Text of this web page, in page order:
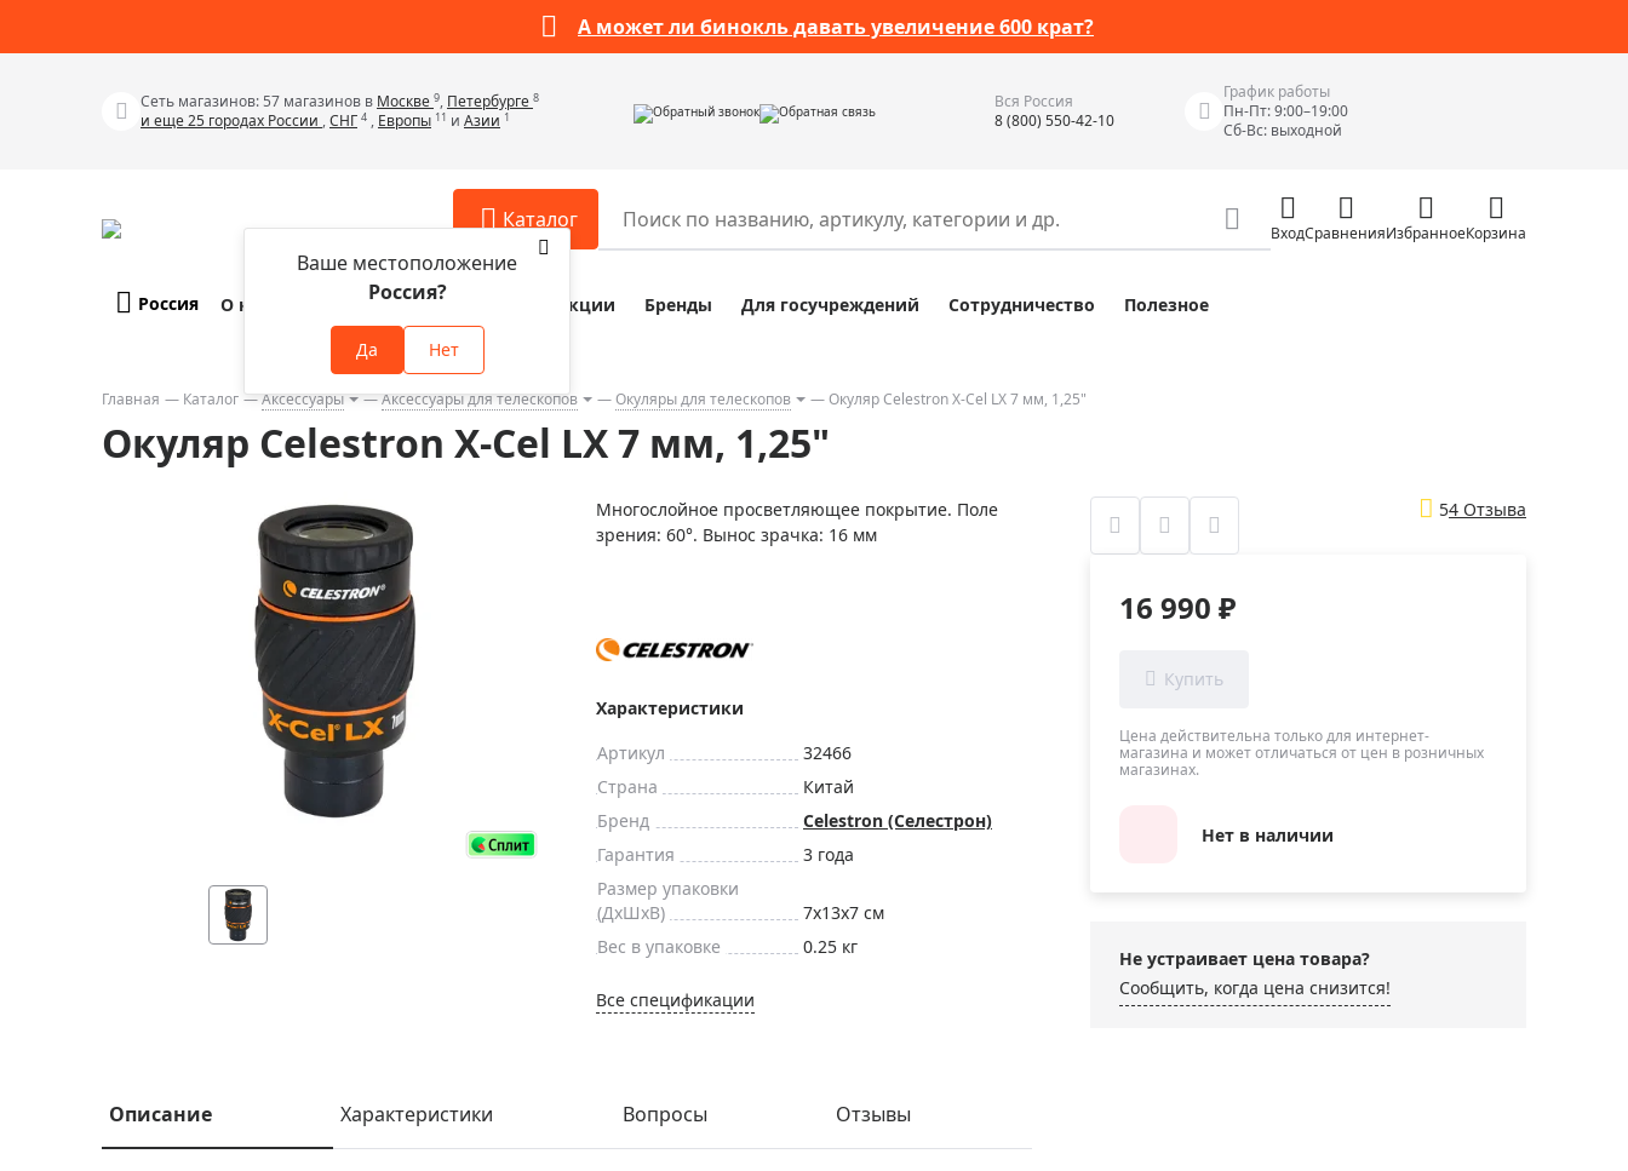
А может ли бинокль давать увеличение 600 крат?
Сеть магазинов: 57 магазинов в Москве 9, Петербурге 8
и еще 25 городах России ,СНГ 4 , Европы 11 и Азии 1 Обратный звонок Обратная связь
Вся Россия
8 (800) 550-42-10
График работы
Пн-Пт: 9:00–19:00
Сб-Вс: выходной
Каталог
Телескопы
Бинокли
Зрительные трубы
Приборы ночного видения
Метеостанции, барометры, часы
Discovery (Дискавери)
Астропланетарии
Аксессуары для микроскопов
Аксессуары для зрительных труб
Аксессуары для луп
Аксессуары для приборов ночного
Распродажа оптики по специальным
Распродажа выставочных образцов
Разное
Компасы
Глобусы
Глобусы интерактивные
Фонари
Элементы питания, карты памяти
Экшн-камеры
Фотооборудование
Измерительные инструменты
Приборы неразрушающего контроля
Приборы теплового контроля
Детекторы проводки
Измерители параметров окружающей
среды
Видеоэндоскопы
Металлоискатели
ВходСравненияИзбранноеКорзина
Россия
Ваше местоположение
Россия?
Да Нет
О компании Оплата и доставка Акции Бренды Для госучреждений Сотрудничество Полезное
Главная Каталог Аксессуары Аксессуары для телескопов Окуляры для телескопов Окуляр Celestron X-Cel LX 7 мм, 1,25"
Окуляр Celestron X-Cel LX 7 мм, 1,25"
Многослойное просветляющее покрытие. Поле
зрения: 60°. Вынос зрачка: 16 мм
Характеристики
Артикул
32466
Страна
Китай
Бренд
Celestron (Селестрон)
Гарантия
3 года
Размер упаковки
(ДxШxВ)
7x13x7 см
Вес в упаковке
0.25 кг
Все спецификации
Описание Характеристики Вопросы Отзывы
54 Отзыва
16 990 ₽
Цена действительна только для интернет-
магазина и может отличаться от цен в розничных
магазинах.
Нет в наличии
Не устраивает цена товара?
Сообщить, когда цена снизится!